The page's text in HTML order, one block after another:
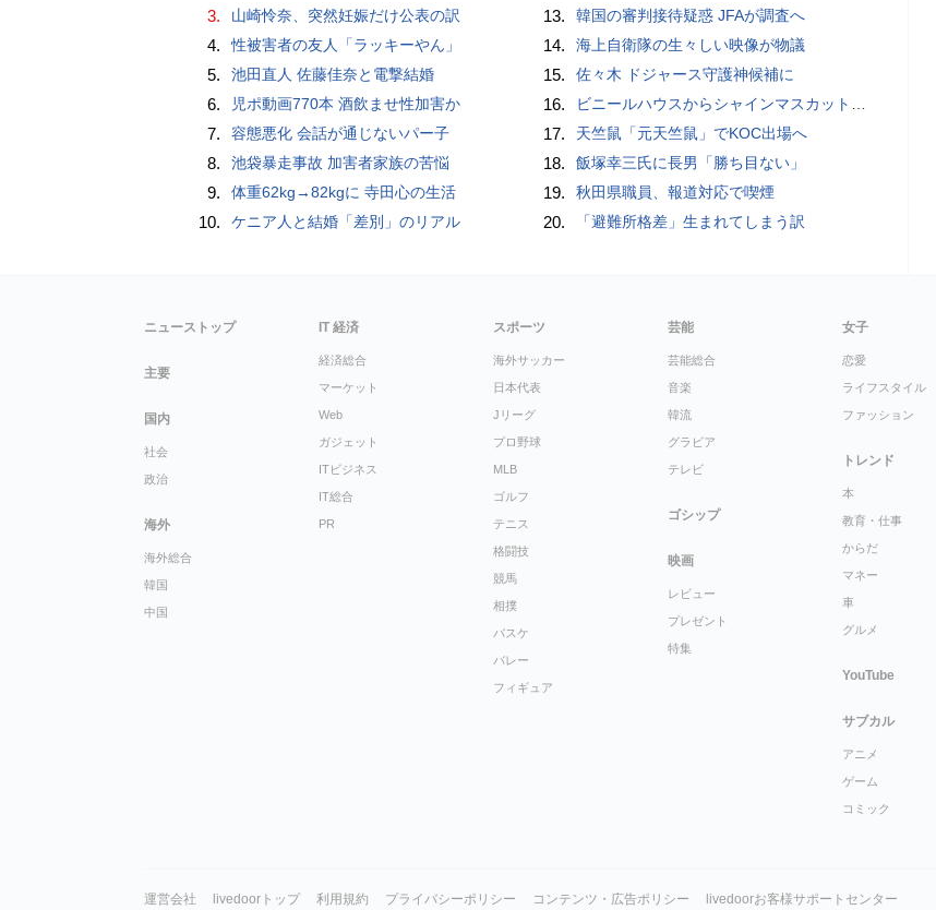
3. 山崎怜奈、突然妊娠だけ公表の訳
4. 性被害者の友人「ラッキーやん」
5. 池田直人 佐藤佳奈と電撃結婚
6. 児ポ動画770本 酒飲ませ性加害か
7. 容態悪化 会話が通じないパー子
8. 池袋暴走事故 加害者家族の苦悩
9. 体重62kg→82kgに 寺田心の生活
10. ケニア人と結婚「差別」のリアル
13. 韓国の審判接待疑惑 JFAが調査へ
14. 海上自衛隊の生々しい映像が物議
15. 佐々木 ドジャース守護神候補に
16. ビニールハウスからシャインマスカット約200房を盗んだ疑い ネットで販売か 無職の男（42）逮捕 岡山県警
17. 天竺鼠「元天竺鼠」でKOC出場へ
18. 飯塚幸三氏に長男「勝ち目ない」
19. 秋田県職員、報道対応で喫煙
20. 「避難所格差」生まれてしまう訳
ニューストップ
主要
国内
社会
政治
海外
海外総合
韓国
中国
IT 経済
経済総合
マーケット
Web
ガジェット
ITビジネス
IT総合
PR
スポーツ
海外サッカー
日本代表
Jリーグ
プロ野球
MLB
ゴルフ
テニス
格闘技
競馬
相撲
バスケ
バレー
フィギュア
芸能
芸能総合
音楽
韓流
グラビア
テレビ
ゴシップ
映画
レビュー
プレゼント
特集
女子
恋愛
ライフスタイル
ファッション
トレンド
本
教育・仕事
からだ
マネー
車
グルメ
YouTube
サブカル
アニメ
ゲーム
コミック
運営会社 livedoorトップ 利用規約 プライバシーポリシー コンテンツ・広告ポリシー livedoorお客様サポートセンター